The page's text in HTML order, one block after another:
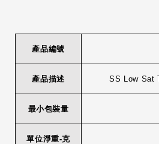
產品編號
產品描述 SS Low Sat
最小包裝量
單位淨重-克